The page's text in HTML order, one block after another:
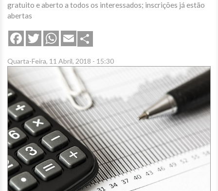
gratuito e aberto a todos os interessados; inscrições já estão
abertas
FacebookTwitterWhatsApp
Email
Quarta-Feira, 11 Abril, 2018 - 15:30